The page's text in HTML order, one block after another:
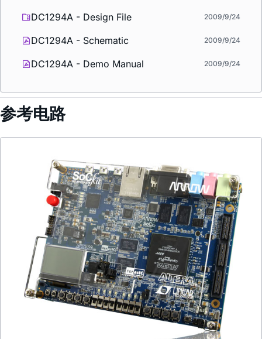
DC1294A - Design File 2009/9/24
DC1294A - Schematic 2009/9/24
DC1294A - Demo Manual 2009/9/24
参考电路